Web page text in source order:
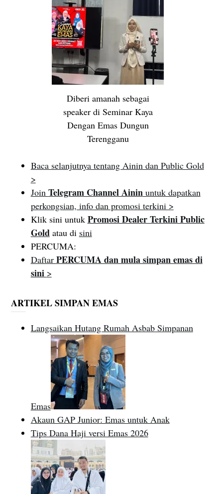
Diberi amanah sebagai
speaker di Seminar Kaya
Dengan Emas Dungun
Terengganu
Baca selanjutnya tentang Ainin dan Public Gold
>
Join Telegram Channel Aininuntuk dapatkan
perkongsian, info dan promosi terkini >
Klik sini untuk Promosi Dealer Terkini Public
Goldatau di sini
PERCUMA:
Daftar PERCUMA dan mula simpan emas di
sini >
ARTIKEL SIMPAN EMAS
Langsaikan Hutang Rumah Asbab Simpanan
Emas
Akaun GAP Junior: Emas untuk Anak
Tips Dana Haji versi Emas 2026